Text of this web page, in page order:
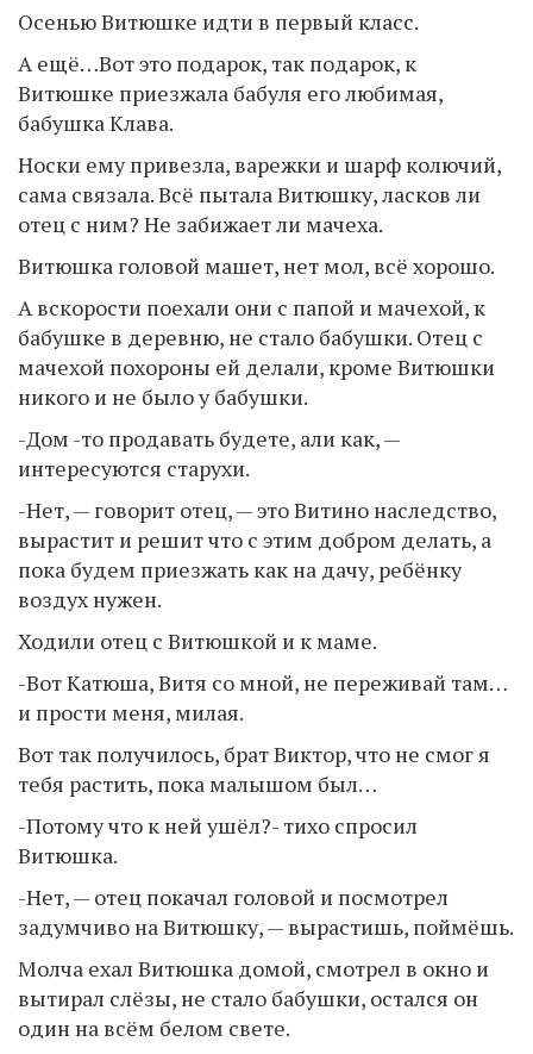
Осенью Витюшке идти в первый класс.
А ещё…Вот это подарок, так подарок, к
Витюшке приезжала бабуля его любимая,
бабушка Клава.
Носки ему привезла, варежки и шарф колючий,
сама связала. Всё пытала Витюшку, ласков ли
отец с ним? Не забижает ли мачеха.
Витюшка головой машет, нет мол, всё хорошо.
А вскорости поехали они с папой и мачехой, к
бабушке в деревню, не стало бабушки. Отец с
мачехой похороны ей делали, кроме Витюшки
никого и не было у бабушки.
-Дом -то продавать будете, али как, —
интересуются старухи.
-Нет, — говорит отец, — это Витино наследство,
вырастит и решит что с этим добром делать, а
пока будем приезжать как на дачу, ребёнку
воздух нужен.
Ходили отец с Витюшкой и к маме.
-Вот Катюша, Витя со мной, не переживай там…
и прости меня, милая.
Вот так получилось, брат Виктор, что не смог я
тебя растить, пока малышом был…
-Потому что к ней ушёл?- тихо спросил
Витюшка.
-Нет, — отец покачал головой и посмотрел
задумчиво на Витюшку, — вырастишь, поймёшь.
Молча ехал Витюшка домой, смотрел в окно и
вытирал слёзы, не стало бабушки, остался он
один на всём белом свете.